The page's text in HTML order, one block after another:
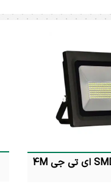
پرژکتور 50 وات اس ام دی 4M توان
: 5000 لومن زاویه تابش : 120 درجه ابعاد :